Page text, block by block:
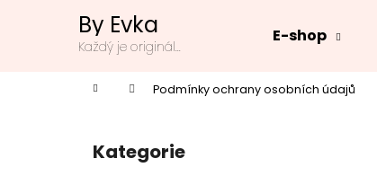
By Evka
Každý je originál...
E-shop
Domů Podmínky ochrany osobních údajů
Přeskočit
kategorie
Kategorie
Zpět
Zpět